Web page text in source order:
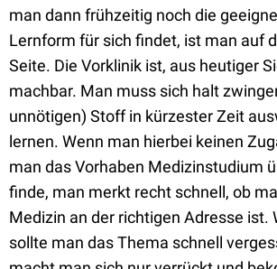
man dann frühzeitig noch die
Lernform für sich findet, ist man auf
Seite. Die Vorklinik ist, aus heutiger
machbar. Man muss sich halt
unnötigen) Stoff in kürzester Zeit
lernen. Wenn man hierbei keinen
man das Vorhaben Medizinstudium
finde, man merkt recht schnell, ob
Medizin an der richtigen Adresse ist.
sollte man das Thema schnell